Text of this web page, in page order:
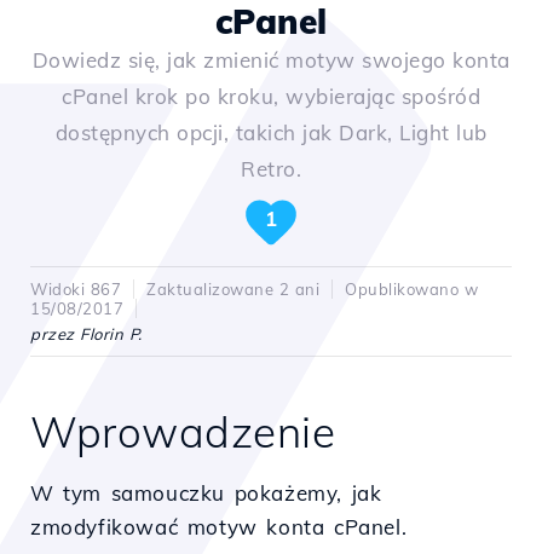
cPanel
Dowiedz się, jak zmienić motyw swojego konta
cPanel krok po kroku, wybierając spośród
dostępnych opcji, takich jak Dark, Light lub
Retro.
1
Widoki 867 Zaktualizowane 2 ani
Opublikowano w
15/08/2017
przez Florin P.
Wprowadzenie
W tym samouczku pokażemy, jak
zmodyfikować motyw konta cPanel.